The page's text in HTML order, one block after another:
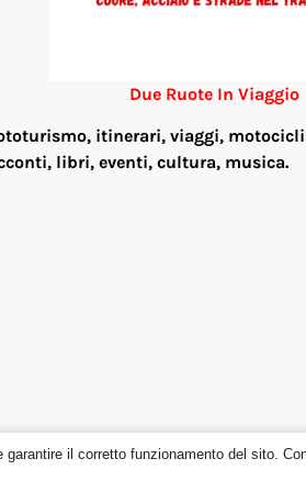
Due Ruote In Viaggio
itinerari, viaggi,
libri, eventi, cultura, musica.
il corretto funzionamento del sito.